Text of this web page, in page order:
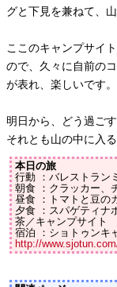
グと下見を兼ねて、
ここのキャンプサイ
ので、久々に自前の
が表れ、楽しいです。
明日から、どう過ご
それとも山の中に入
本日の旅
行動 ：バレストラン
朝食 ：クラッカー、
昼食 ：トマトと豆の
夕食 ：スパゲティナ
茶／キャンプサイト
宿泊 ：ショトゥンキ
http://